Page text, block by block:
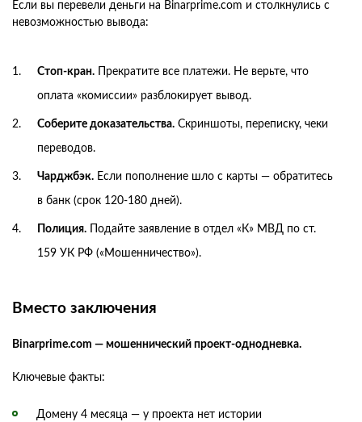
Если вы перевели деньги на Binarprime.com и столкнулись с
невозможностью вывода:
Стоп-кран. Прекратите все платежи. Не верьте, что
оплата «комиссии» разблокирует вывод.
Соберите доказательства. Скриншоты, переписку, чеки
переводов.
Чарджбэк. Если пополнение шло с карты — обратитесь
в банк (срок 120-180 дней).
Полиция. Подайте заявление в отдел «К» МВД по ст.
159 УК РФ («Мошенничество»).
Вместо заключения
Binarprime.com — мошеннический проект-однодневка.
Ключевые факты:
Домену 4 месяца — у проекта нет истории